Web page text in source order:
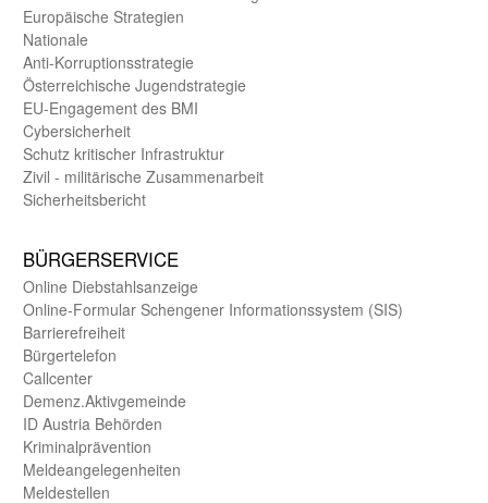
Europäische Strategien
Nationale
Anti-Korruptions­strategie
Öster­reichische Jugend­strategie
EU-Engagement des BMI
Cybersicherheit
Schutz kritischer Infra­struktur
Zivil - militärische Zusammen­arbeit
Sicherheits­bericht
BÜRGER­SERVICE
Online Diebstahls­anzeige
Online-Formular Schengener Informationssystem (SIS)
Barriere­freiheit
Bürger­telefon
Call­center
Demenz.Aktiv­gemeinde
ID Austria Behörden
Kriminal­prävention
Melde­an­ge­le­gen­heiten
Meld­estellen